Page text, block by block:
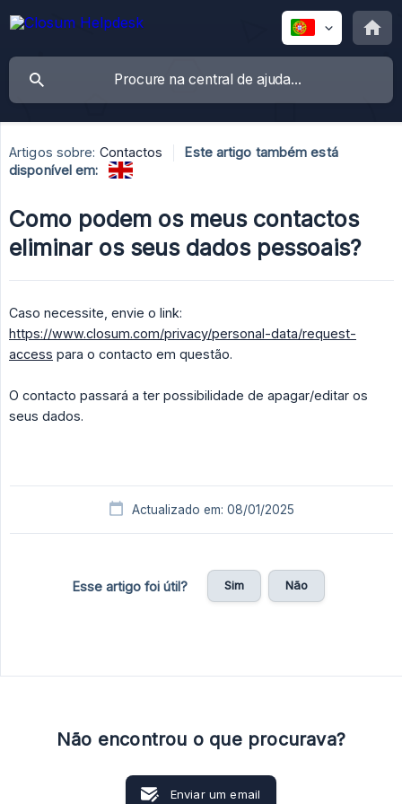
Artigos sobre: Contactos
Este artigo também está
disponível em:
Como podem os meus contactos
eliminar os seus dados pessoais?
Caso necessite, envie o link:
https://www.closum.com/privacy/personal-data/request-
access para o contacto em questão.
O contacto passará a ter possibilidade de apagar/editar os
seus dados.
Actualizado em: 08/01/2025
Esse artigo foi útil? Sim Não
Não encontrou o que procurava?
Enviar um email